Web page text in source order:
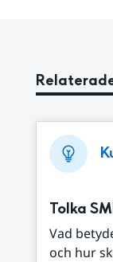
Tolka
Vad
och hur